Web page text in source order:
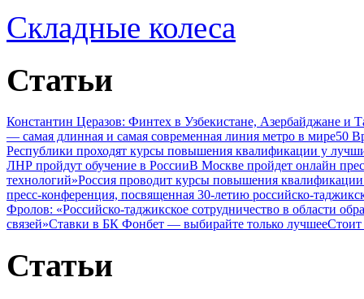
Складные колеса
Статьи
Константин Церазов: Финтех в Узбекистане, Азербайджане
— самая длинная и самая современная линия метро в мире50
Республики проходят курсы повышения квалификации у
ЛНР пройдут обучение в РоссииВ Москве пройдет онлайн
технологий»Россия проводит курсы повышения квалификации
пресс-конференция, посвященная 30-летию российско-
Фролов: «Российско-таджикское сотрудничество в области
связей»Ставки в БК Фонбет — выбирайте только лучшееСтоит
Статьи